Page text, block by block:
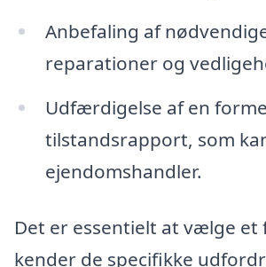
Anbefaling af
reparationer og
Udfærdigelse af en
tilstandsrapport, som
ejendomshandler.
Det er essentielt at vælge et
kender de specifikke